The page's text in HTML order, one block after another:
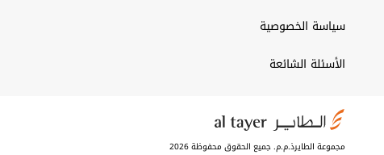
سياسة الخصوصية
الأسئلة الشائعة
مجموعة الطايرذ.م.م. جميع الحقوق محفوظة 2026